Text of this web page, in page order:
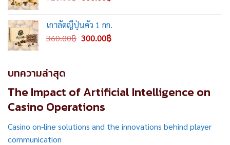
was:
720.00฿.600.00฿.
เกาลัดญี่ปุ่นคั่ว 1 กก.
360.00฿ Original
300.00฿Current
บทความล่าสุด
The Impact of Artificial Intelligence on
Casino Operations
Casino on-line solutions and the innovations behind player
communication